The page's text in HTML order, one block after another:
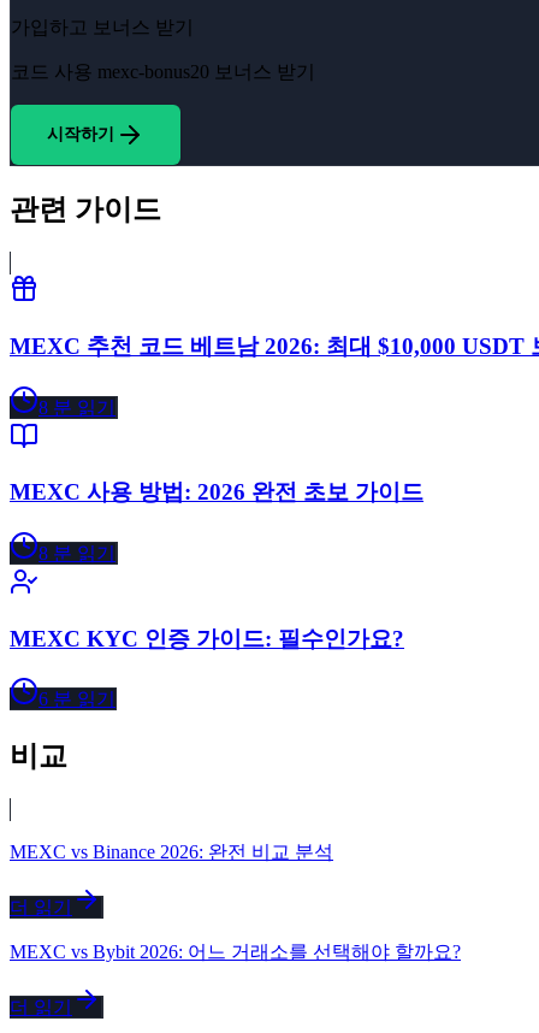
가입하고 보너스 받기
코드 사용 mexc-bonus20 보너스 받기
시작하기
관련 가이드
MEXC 추천 코드 베트남 2026: 최대 $10,000 USDT
8 분 읽기
MEXC 사용 방법: 2026 완전 초보 가이드
8 분 읽기
MEXC KYC 인증 가이드: 필수인가요?
6 분 읽기
비교
MEXC vs Binance 2026: 완전 비교 분석
더 읽기
MEXC vs Bybit 2026: 어느 거래소를 선택해야 할까요?
더 읽기